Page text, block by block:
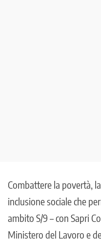
Combattere la povertà,
inclusione sociale che
ambito S/9 – con Sapri
Ministero del Lavoro e